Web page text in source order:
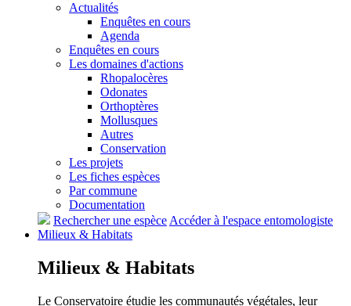
Actualités
Enquêtes en cours
Agenda
Enquêtes en cours
Les domaines d'actions
Rhopalocères
Odonates
Orthoptères
Mollusques
Autres
Conservation
Les projets
Les fiches espèces
Par commune
Documentation
Rechercher une espèce Accéder à l'espace entomologiste
Milieux & Habitats
Milieux & Habitats
Le Conservatoire étudie les communautés végétales, leur